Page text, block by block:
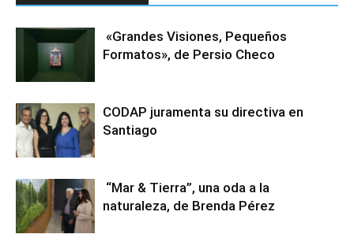
«Grandes Visiones, Pequeños
Formatos», de Persio Checo
CODAP juramenta su directiva en
Santiago
“Mar & Tierra”, una oda a la
naturaleza, de Brenda Pérez